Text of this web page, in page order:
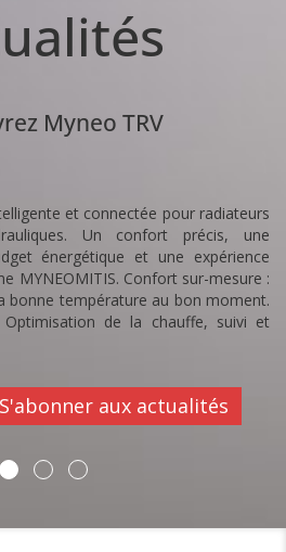
Myneo TRV
et connectée pour radiateurs
Un confort précis, une
énergétique et une expérience
MYNEOMITIS. Confort sur-mesure :
bonne température au bon moment.
de la chauffe, suivi et
S'abonner aux actualités